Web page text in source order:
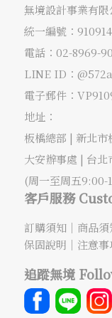
無境設計事業有限
統一編號：
電話： 02-8969-
LINE ID：
電子郵件：
地址：
板橋總部 | 新北市
大安辦事處 | 台北
(周一至周五9:00-
客戶服務
訂購須知｜ 商品須
保固說明 ｜ 注意事
追蹤無境